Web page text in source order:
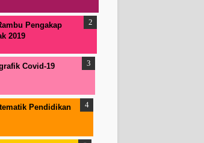
Pengakap
2019
Covid-19
Pendidikan